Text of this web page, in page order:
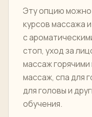
Эту опцию можно
курсов массажа
с
стоп, уход за
массаж
массаж, спа для
для головы и
обучения.